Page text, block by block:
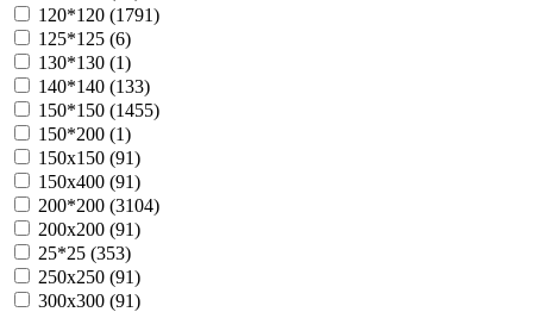
120*120 (1791)
125*125 (6)
130*130 (1)
140*140 (133)
150*150 (1455)
150*200 (1)
150х150 (91)
150х400 (91)
200*200 (3104)
200х200 (91)
25*25 (353)
250х250 (91)
300х300 (91)